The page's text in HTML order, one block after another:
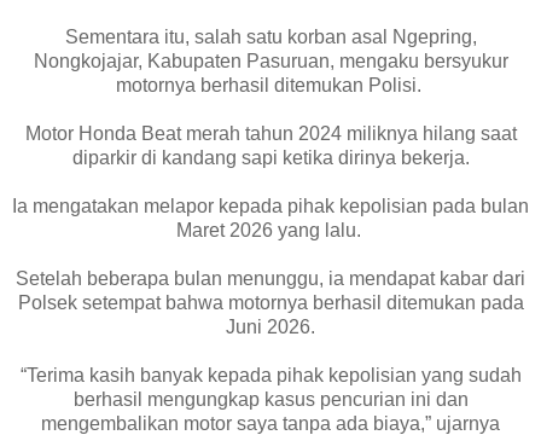
Sementara itu, salah satu korban asal Ngepring,
Nongkojajar, Kabupaten Pasuruan, mengaku bersyukur
motornya berhasil ditemukan Polisi.
Motor Honda Beat merah tahun 2024 miliknya hilang saat
diparkir di kandang sapi ketika dirinya bekerja.
Ia mengatakan melapor kepada pihak kepolisian pada bulan
Maret 2026 yang lalu.
Setelah beberapa bulan menunggu, ia mendapat kabar dari
Polsek setempat bahwa motornya berhasil ditemukan pada
Juni 2026.
“Terima kasih banyak kepada pihak kepolisian yang sudah
berhasil mengungkap kasus pencurian ini dan
mengembalikan motor saya tanpa ada biaya,” ujarnya